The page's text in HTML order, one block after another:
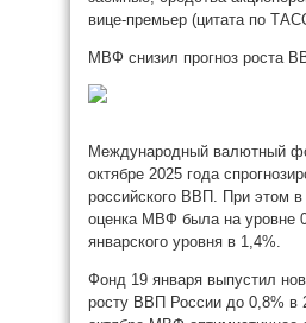
вице-премьер (цитата по
МВФ снизил прогноз роста
Международный валютный
октябре 2025 года
российского ВВП. При этом
оценка МВФ была на уровне
январского уровня в 1,4%.
Фонд 19 января выпустил
росту ВВП России до 0,8% в